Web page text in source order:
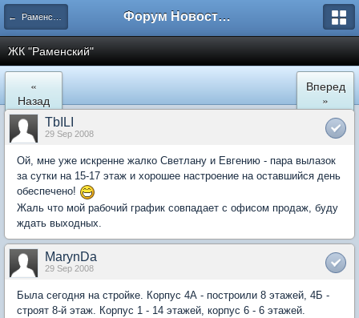
← Раменское Форум Новостройки
ЖК "Рaменский"
«
Назад
Вперед
»
TbILI
29 Sep 2008
Ой, мне уже искренне жалко Светлану и Евгению - пара вылазок
за сутки на 15-17 этаж и хорошее настроение на оставшийся день
обеспечено!
Жаль что мой рабочий график совпадает с офисом продаж, буду
ждать выходных.
MarynDa
29 Sep 2008
Была сегодня на стройке. Корпус 4А - построили 8 этажей, 4Б -
строят 8-й этаж. Корпус 1 - 14 этажей, корпус 6 - 6 этажей.